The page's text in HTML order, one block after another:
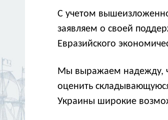
С учетом
заявляем о своей
Евразийского
Мы выражаем надежду,
оценить
Украины широкие